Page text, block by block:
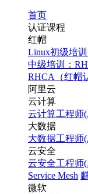
首页
认证课程
红帽
Linux初级培
中级培训：
RHCA（红帽
阿里云
云计算
云计算工程师
大数据
大数据工程师
云安全
云安全工程师
Service Mesh
微软